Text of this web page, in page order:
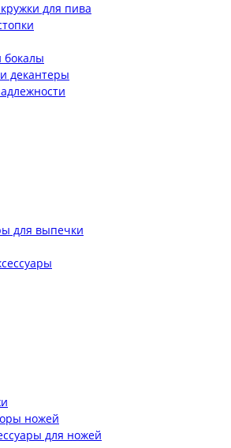
для пива
декантеры
для выпечки
ножей
для ножей